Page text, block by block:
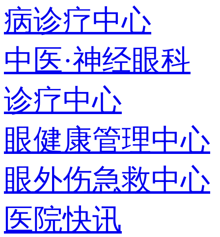
病诊疗中心
中医·神经眼科
诊疗中心
眼健康管理中心
眼外伤急救中心
医院快讯